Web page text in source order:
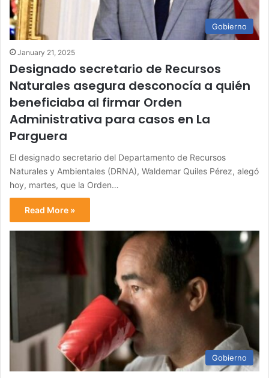
Gobierno
January 21, 2025
Designado secretario de Recursos
Naturales asegura desconocía a quién
beneficiaba al firmar Orden
Administrativa para casos en La
Parguera
El designado secretario del Departamento de Recursos
Naturales y Ambientales (DRNA), Waldemar Quiles Pérez, alegó
hoy, martes, que la Orden…
Read More »
Gobierno